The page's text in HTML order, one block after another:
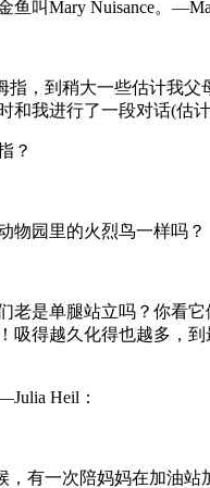
鱼叫Mary Nuisance。
指，到稍大一些估计我父
和我进行了一段对话(估计
？
物园里的火烈鸟一样吗？
老是单腿站立吗？你看
吸得越久化得也越多，
Heil：
，有一次陪妈妈在加油站